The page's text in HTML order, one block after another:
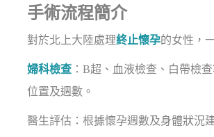
手術流程簡介
對於北上大陸處理終止懷孕的女性，
婦科檢查 ：B超、血液檢查、白帶檢
位置及週數。
醫生評估：根據懷孕週數及身體狀況